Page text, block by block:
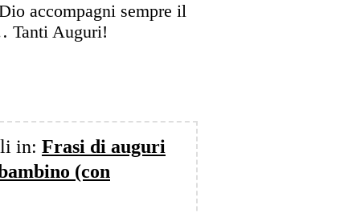
accompagni sempre il
Tanti Auguri!
in: Frasi di auguri
(con